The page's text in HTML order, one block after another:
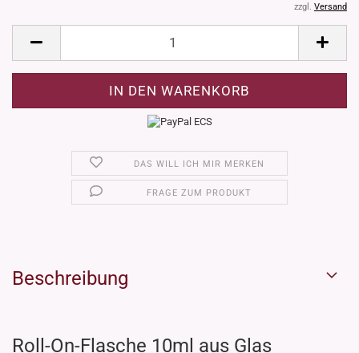
zzgl. Versand
DAS WILL ICH MIR MERKEN
FRAGE ZUM PRODUKT
Beschreibung
Roll-On-Flasche 10ml aus Glas